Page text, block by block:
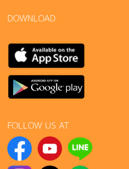
DOWNLOAD
FOLLOW US AT